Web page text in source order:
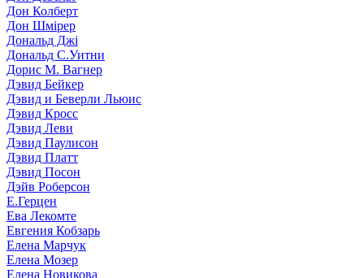
Дон Колберт
Дон Шмірер
Дональд Джі
Дональд С.Уитни
Дорис М. Вагнер
Дэвид Бейкер
Дэвид и Беверли Льюис
Дэвид Кросс
Дэвид Леви
Дэвид Паулисон
Дэвид Платт
Дэвид Посон
Дэйв Роберсон
Е.Герцен
Ева Лекомте
Евгения Кобзарь
Елена Марчук
Елена Мозер
Елена Новикова